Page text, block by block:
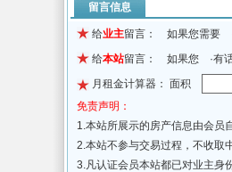
留言信息
给业主留言： 如果您需要
给本站留言： 如果您 ·有
月租金计算器： 面积
免责声明：
1.本站所展示的房产信息由会员
2.本站不参与交易过程，不收取
3.凡认证会员本站都已对业主身